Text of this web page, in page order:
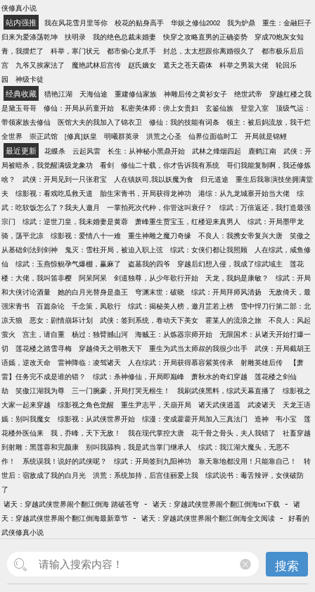
侠修真小说
站内强推 我在风花雪月里等你 校花的贴身高手 华娱之修仙2002 我为炉鼎
重生：金融巨子
归来为爱涤荡乾坤
扶明录 我的绝色总裁未婚妻 快穿之攻略直男的正确姿势
穿成70炮灰女知
青，我摆烂了
科举，寒门状元 都市偷心龙爪手 封总，太太想跟你离婚很久了
都市极乐后后
宫
九爷又挨家法了 魔艳武林后宫传 赵氏嫡女 遮天之苍天霸体 科举之男装大佬
轮回乐
园
神级卡徒
经典收藏 猎艳江湖 天海仙途 重建修仙家族 神雕后传之黄衫女子 绝世武帝
穿越红楼之我
是黛玉哥哥
修仙：开局从药童开始 私密美体师：傍上女贵妇 玄鉴仙族 登堂入室
顶级气运：
带领家族去修仙
医馆大夫的我加入了锦衣卫 修仙：我的技能有词条
领主：被后妈流放，我干烂
全世界
崇正武馆 [修真]妖皇 明曦群英录 洪荒之心圣 仙界位面临时工 开局就是锦鲤
最近更新 花蝶杀 云起风雷 长生：从神秘小黑鼎开始 武林之烽烟四起 鹿鹤江南
武侠：开
局被暗杀，我觉醒满级龙象功
看剑 修仙二十载，你才告诉我有系统
哥们我能复制啊，我还修炼
啥？
武侠：开局见到一只张君宝 人在镇妖司,我以妖魔为食 归元道途
重生后我靠演技坐拥满堂
夫
综影视：看戏吃瓜救天道 胎生宋青书，开局获得龙神功 港综：从九龙城寨开始当大佬
综
武：吃软饭怎么了？我夫人邀月
一掌拍死次代种，你管这叫衰仔？
综武：万倍返还，我打造最强
宗门
综武：逆世刀皇，我未婚妻是黄蓉 萧峰重生贾宝玉，红楼迎来真男人
综武：开局墨甲龙
骑，荡平北凉
综影视：爱情八十一难 重生神雕之魔刀奇缘 不良人：我携女帝复兴大唐
笑傲之
从基础剑法到剑神
鬼灭：雪柱开局，被迫入职上弦 综武：女侠们都让我照顾
人在综武，咸鱼修
仙
综武：玉燕惊鲵孕气爆棚，赢麻了 盗墓我的四爷 穿越后幻想入侵，我成了综武域主
莲花
楼：大佬，我叫笛非樱
阿呆阿呆 剑道独尊，从少年歌行开始 天龙，我妈是康敏？
综武：开局
和大侠讨论酒量
她的白月光替身是蛊王 穹渊末世：破晓 综武：开局拜师风清扬
无敌倚天，最
强宋青书
百篇杂论 千念策，凤歌行 综武：揭秘美人榜，邀月芷若上榜
雪中悍刀行第二部：北
凉天狼
恶女：剧情崩坏计划 武侠：签到系统，卷动天下美女 霍某人的流浪之旅
不良人：风起
萤火
宫主，请自重 杨过：独臂撼山河 海贼王：从炼器宗师开始
无限国术：从诸天开始打爆一
切
莲花楼之踏雪寻梅 穿越倚天之明教天下 重生为武当太师叔的我很少出手
武侠：开局截胡王
语嫣，逆改天命
雷神降临：凌驾诸天 人在综武：开局获得慕容紫英传承 射雕英雄后传
【萧
雷】任务完不成是谁的错？
综武：杀神修仙，开局即巅峰 萧秋水的奇幻穿越
莲花楼之剑仙
劫
笑傲江湖我为尊 三一门腕豪，开局打哭无根生！ 我刷武侠黑料，综武天幕直播了
综影视之
大家一起来穿越
综影视之角色觉醒 重生尹志平，天崩开局 诸天武侠逍遥 武凌诸天
天龙王语
嫣：别叫我魔女
综影视：从武侠世界开始 综漫：变成藿藿开局加入三真法门 造神 韦小宝
莲
花楼外医仙来
我，乔峰，天下无敌！ 我在现代掌控大唐 花千骨之骨头，夫人我错了
社畜穿越
到射雕：黑莲蓉和完颜康
别叫我舔狗，我是武当掌门继承人
综武：我江湖大魔头，无恶不
作！
系统误我！说好的武侠呢？ 综武：开局签到九阳神功 靠天靠地都没用！只能靠自己！
转
世后：宿敌成了我的白月光
洪荒：系统加持，后宫佳丽爱上我
综武说书：毒舌辣评，女侠破防
了
诸天：穿越武侠世界闹个翻江倒海 踏破苍穹 - 诸天：穿越武侠世界闹个翻江倒海txt下载 - 诸
天：穿越武侠世界闹个翻江倒海最新章节 - 诸天：穿越武侠世界闹个翻江倒海全文阅读 - 好看的
武侠修真小说
搜索